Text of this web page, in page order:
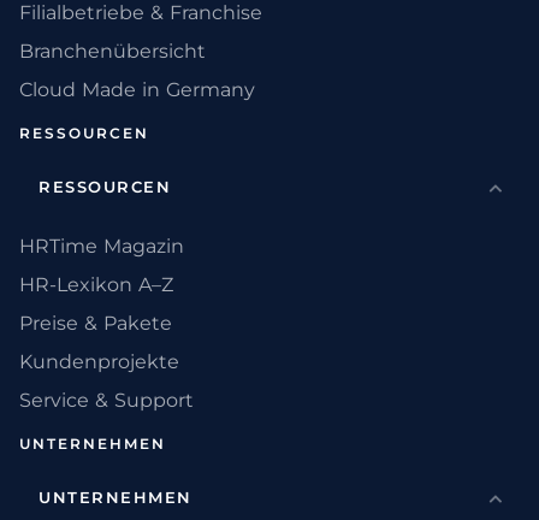
Filialbetriebe & Franchise
Branchenübersicht
Cloud Made in Germany
RESSOURCEN
RESSOURCEN
HRTime Magazin
HR-Lexikon A–Z
Preise & Pakete
Kundenprojekte
Service & Support
UNTERNEHMEN
UNTERNEHMEN